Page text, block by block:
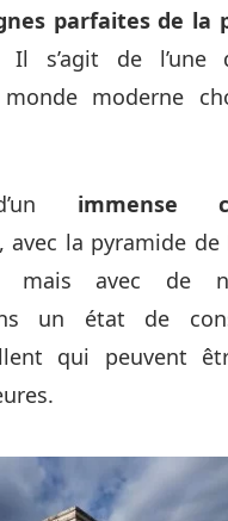
parfaites de la
Il s’agit de l’une
moderne
immense
, avec la pyramide de
mais avec de
un état de
qui peuvent